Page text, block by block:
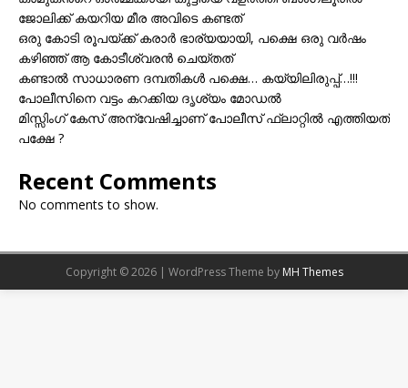
ജോലിക്ക് കയറിയ മീര അവിടെ കണ്ടത്
ഒരു കോടി രൂപയ്ക്ക് കരാർ ഭാര്യയായി, പക്ഷെ ഒരു വർഷം
കഴിഞ്ഞ് ആ കോടീശ്വരൻ ചെയ്തത്
കണ്ടാൽ സാധാരണ ദമ്പതികൾ പക്ഷെ… കയ്യിലിരുപ്പ്…!!!
പോലീസിനെ വട്ടം കറക്കിയ ദൃശ്യം മോഡല്‍
മിസ്സിംഗ് കേസ് അന്വേഷിച്ചാണ് പോലീസ് ഫ്ലാറ്റിൽ എത്തിയത്
പക്ഷേ ?
Recent Comments
No comments to show.
Copyright © 2026 | WordPress Theme by MH Themes